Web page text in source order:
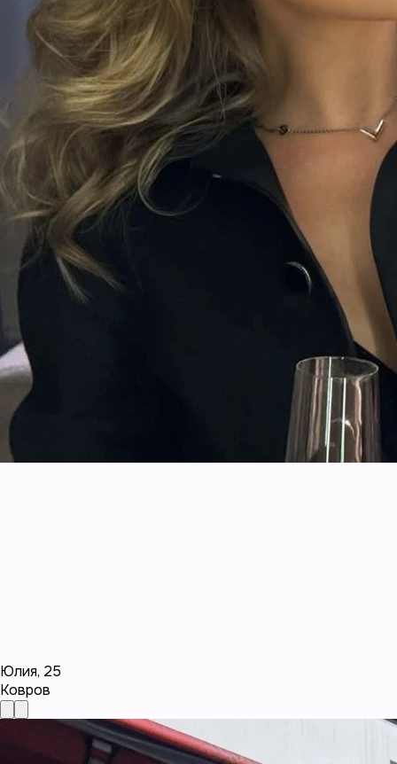
Юлия, 25
Ковров